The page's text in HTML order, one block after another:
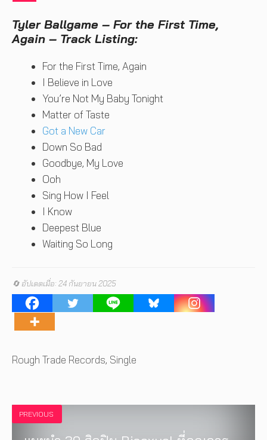
Tyler Ballgame – For the First Time,
Again – Track Listing:
For the First Time, Again
I Believe in Love
You’re Not My Baby Tonight
Matter of Taste
Got a New Car
Down So Bad
Goodbye, My Love
Ooh
Sing How I Feel
I Know
Deepest Blue
Waiting So Long
🔄 อัปเดตเมื่อ: 24 กันยายน 2025
Tags
Rough Trade Records, Single
PREVIOUS